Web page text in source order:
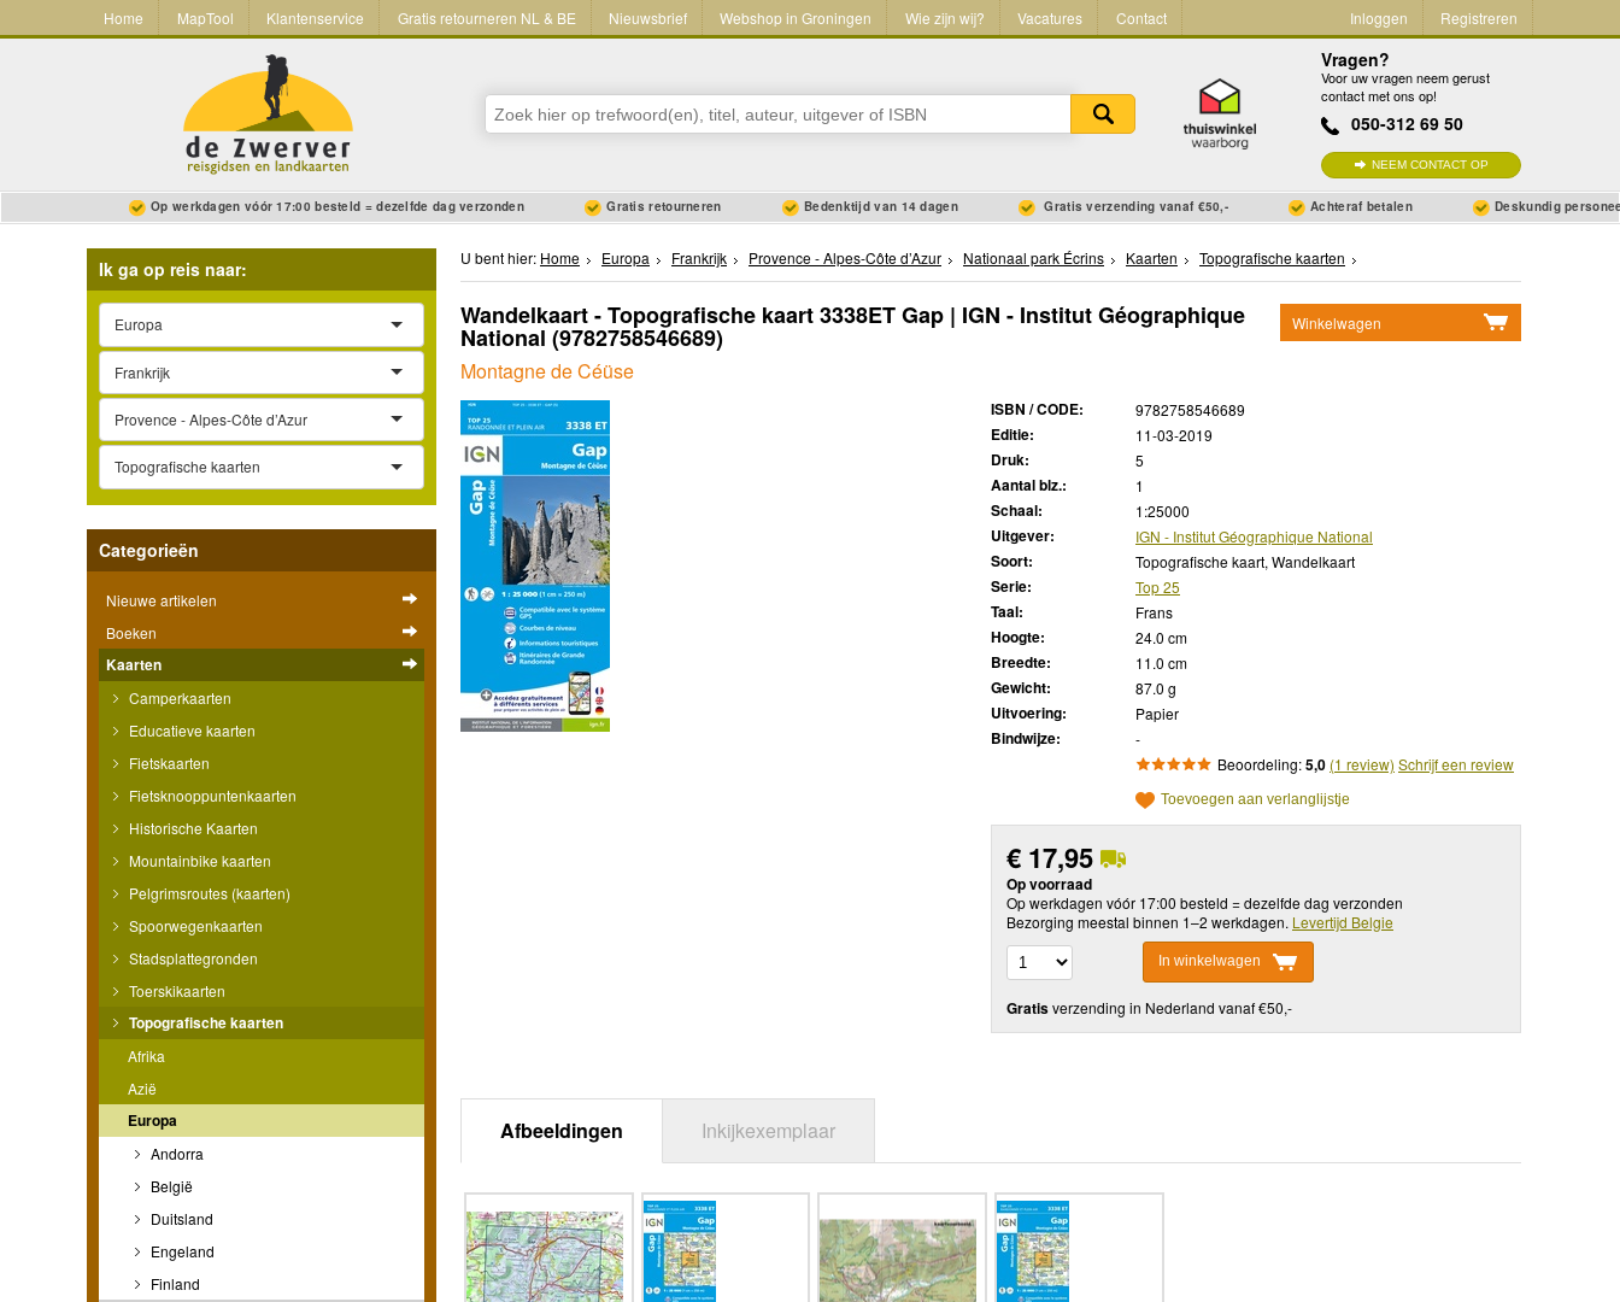
Home MapTool Klantenservice Gratis retourneren NL & BE Nieuwsbrief Webshop in Groningen Wie zijn wij? Vacatures Contact Inloggen Registreren
Vragen?
Voor uw vragen neem gerust
contact met ons op!
050-312 69 50
NEEM CONTACT OP
Op werkdagen vóór 17:00 besteld = dezelfde dag verzonden Gratis retourneren Bedenktijd van 14 dagen Gratis verzending vanaf €50,- Achteraf betalen Deskundig
Ik ga op reis naar:
Europa
Frankrijk
Provence - Alpes-Côte d’Azur
Topografische kaarten
Categorieën
Nieuwe artikelen
Boeken
Kaarten
Camperkaarten
Educatieve kaarten
Fietskaarten
Fietsknooppuntenkaarten
Historische Kaarten
Mountainbike kaarten
Pelgrimsroutes (kaarten)
Spoorwegenkaarten
Stadsplattegronden
Toerskikaarten
Topografische kaarten
Afrika
Azië
Europa
Andorra
België
Duitsland
Engeland
Finland
U bent hier: Home Europa Frankrijk Provence - Alpes-Côte d’Azur Nationaal park Écrins Kaarten Topografische kaarten
Winkelwagen
Wandelkaart - Topografische kaart 3338ET Gap | IGN - Institut Géographique
National (9782758546689)
Montagne de Céüse
ISBN / CODE: 9782758546689
Editie: 11-03-2019
Druk: 5
Aantal blz.: 1
Schaal: 1:25000
Uitgever: IGN - Institut Géographique National
Soort: Topografische kaart, Wandelkaart
Serie: Top 25
Taal: Frans
Hoogte: 24.0 cm
Breedte: 11.0 cm
Gewicht: 87.0 g
Uitvoering: Papier
Bindwijze:
-
Beoordeling:5,0 (1 review) Schrijf een review
Toevoegen aan verlanglijstje
€ 17,95
Op voorraad
Op werkdagen vóór 17:00 besteld = dezelfde dag verzonden
Bezorging meestal binnen 1–2 werkdagen. Levertijd Belgie
In winkelwagen
Gratisverzending in Nederland vanaf €50,-
Afbeeldingen Inkijkexemplaar